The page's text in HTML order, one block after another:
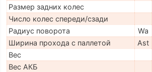
Размер задних колес
Число колес спереди/сзади
Радиус поворота
Wa
Ширина прохода с паллетой
Ast
Вес
Вес АКБ